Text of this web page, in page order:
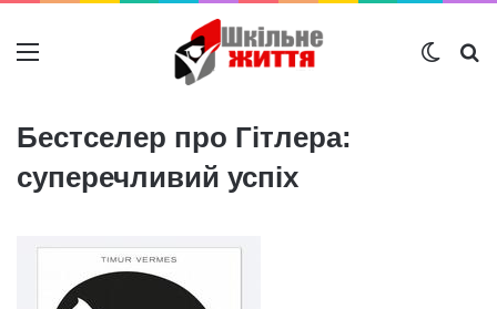
Меню
Бестселер про Гітлера:
суперечливий успіх